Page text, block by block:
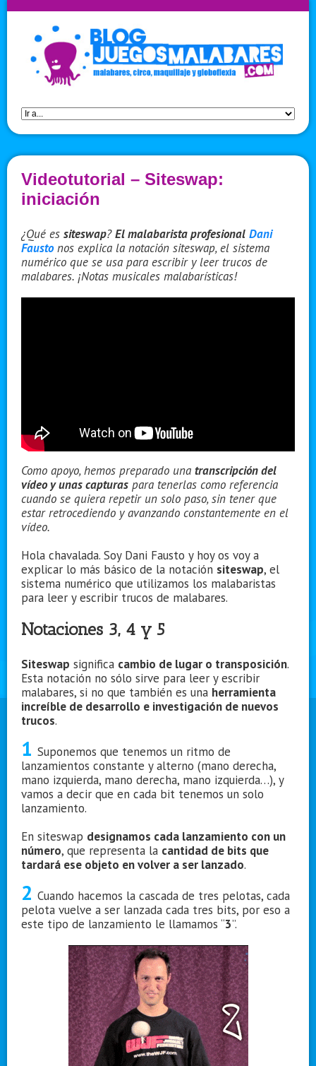
Videotutorial – Siteswap:
iniciación
¿Qué es siteswap?El malabarista profesional Dani
Faustonos explica la notación siteswap, el sistema
numérico que se usa para escribir y leer trucos de
malabares. ¡Notas musicales malabarísticas!
Como apoyo, hemos preparado una transcripción del
vídeo y unas capturas para tenerlas como referencia
cuando se quiera repetir un solo paso, sin tener que
estar retrocediendo y avanzando constantemente en el
vídeo.
Hola chavalada. Soy Dani Fausto y hoy os voy a
explicar lo más básico de la notación siteswap, el
sistema numérico que utilizamos los malabaristas
para leer y escribir trucos de malabares.
Notaciones 3, 4 y 5
Siteswap significa cambio de lugar o transposición.
Esta notación no sólo sirve para leer y escribir
malabares, si no que también es una herramienta
increíble de desarrollo e investigación de nuevos
trucos.
1 Suponemos que tenemos un ritmo de
lanzamientos constante y alterno (mano derecha,
mano izquierda, mano derecha, mano izquierda…), y
vamos a decir que en cada bit tenemos un solo
lanzamiento.
En siteswap designamos cada lanzamiento con un
número, que representa la cantidad de bits que
tardará ese objeto en volver a ser lanzado.
2 Cuando hacemos la cascada de tres pelotas, cada
pelota vuelve a ser lanzada cada tres bits, por eso a
este tipo de lanzamiento le llamamos “3”.